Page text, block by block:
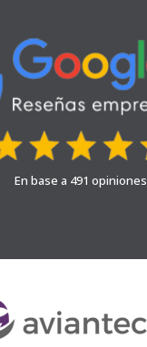
En base a 491 opiniones